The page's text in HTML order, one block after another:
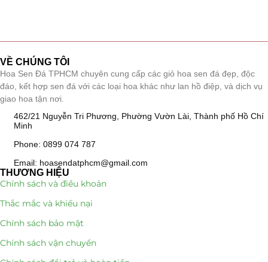
VỀ CHÚNG TÔI
Hoa Sen Đá TPHCM chuyên cung cấp các giỏ hoa sen đá đẹp, độc
đáo, kết hợp sen đá với các loại hoa khác như lan hồ điệp, và dịch vụ
giao hoa tận nơi.
462/21 Nguyễn Tri Phương, Phường Vườn Lài, Thành phố Hồ Chí
Minh
Phone: 0899 074 787
Email: hoasendatphcm@gmail.com
THƯƠNG HIỆU
Chính sách và điều khoản
Thắc mắc và khiếu nại
Chính sách bảo mật
Chính sách vận chuyển